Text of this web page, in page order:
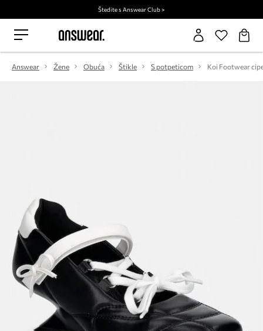
Štedite s Answear Club >
Answear Žene Obuća Štikle S potpeticom